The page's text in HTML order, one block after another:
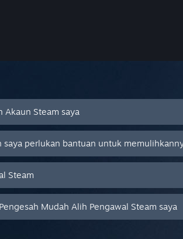
Akaun Steam saya
saya perlukan bantuan untuk
Steam
Mudah Alih Pengawal Steam saya